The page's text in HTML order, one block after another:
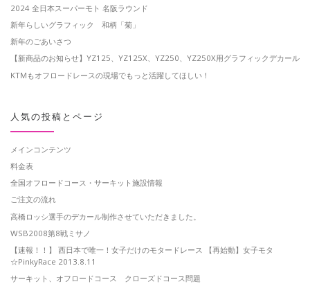
2024 全日本スーパーモト 名阪ラウンド
新年らしいグラフィック 和柄「菊」
新年のごあいさつ
【新商品のお知らせ】YZ125、YZ125X、YZ250、YZ250X用グラフィックデカール
KTMもオフロードレースの現場でもっと活躍してほしい！
人気の投稿とページ
メインコンテンツ
料金表
全国オフロードコース・サーキット施設情報
ご注文の流れ
高橋ロッシ選手のデカール制作させていただきました。
WSB2008第8戦ミサノ
【速報！！】 西日本で唯一！女子だけのモタードレース 【再始動】女子モタ
☆PinkyRace 2013.8.11
サーキット、オフロードコース クローズドコース問題